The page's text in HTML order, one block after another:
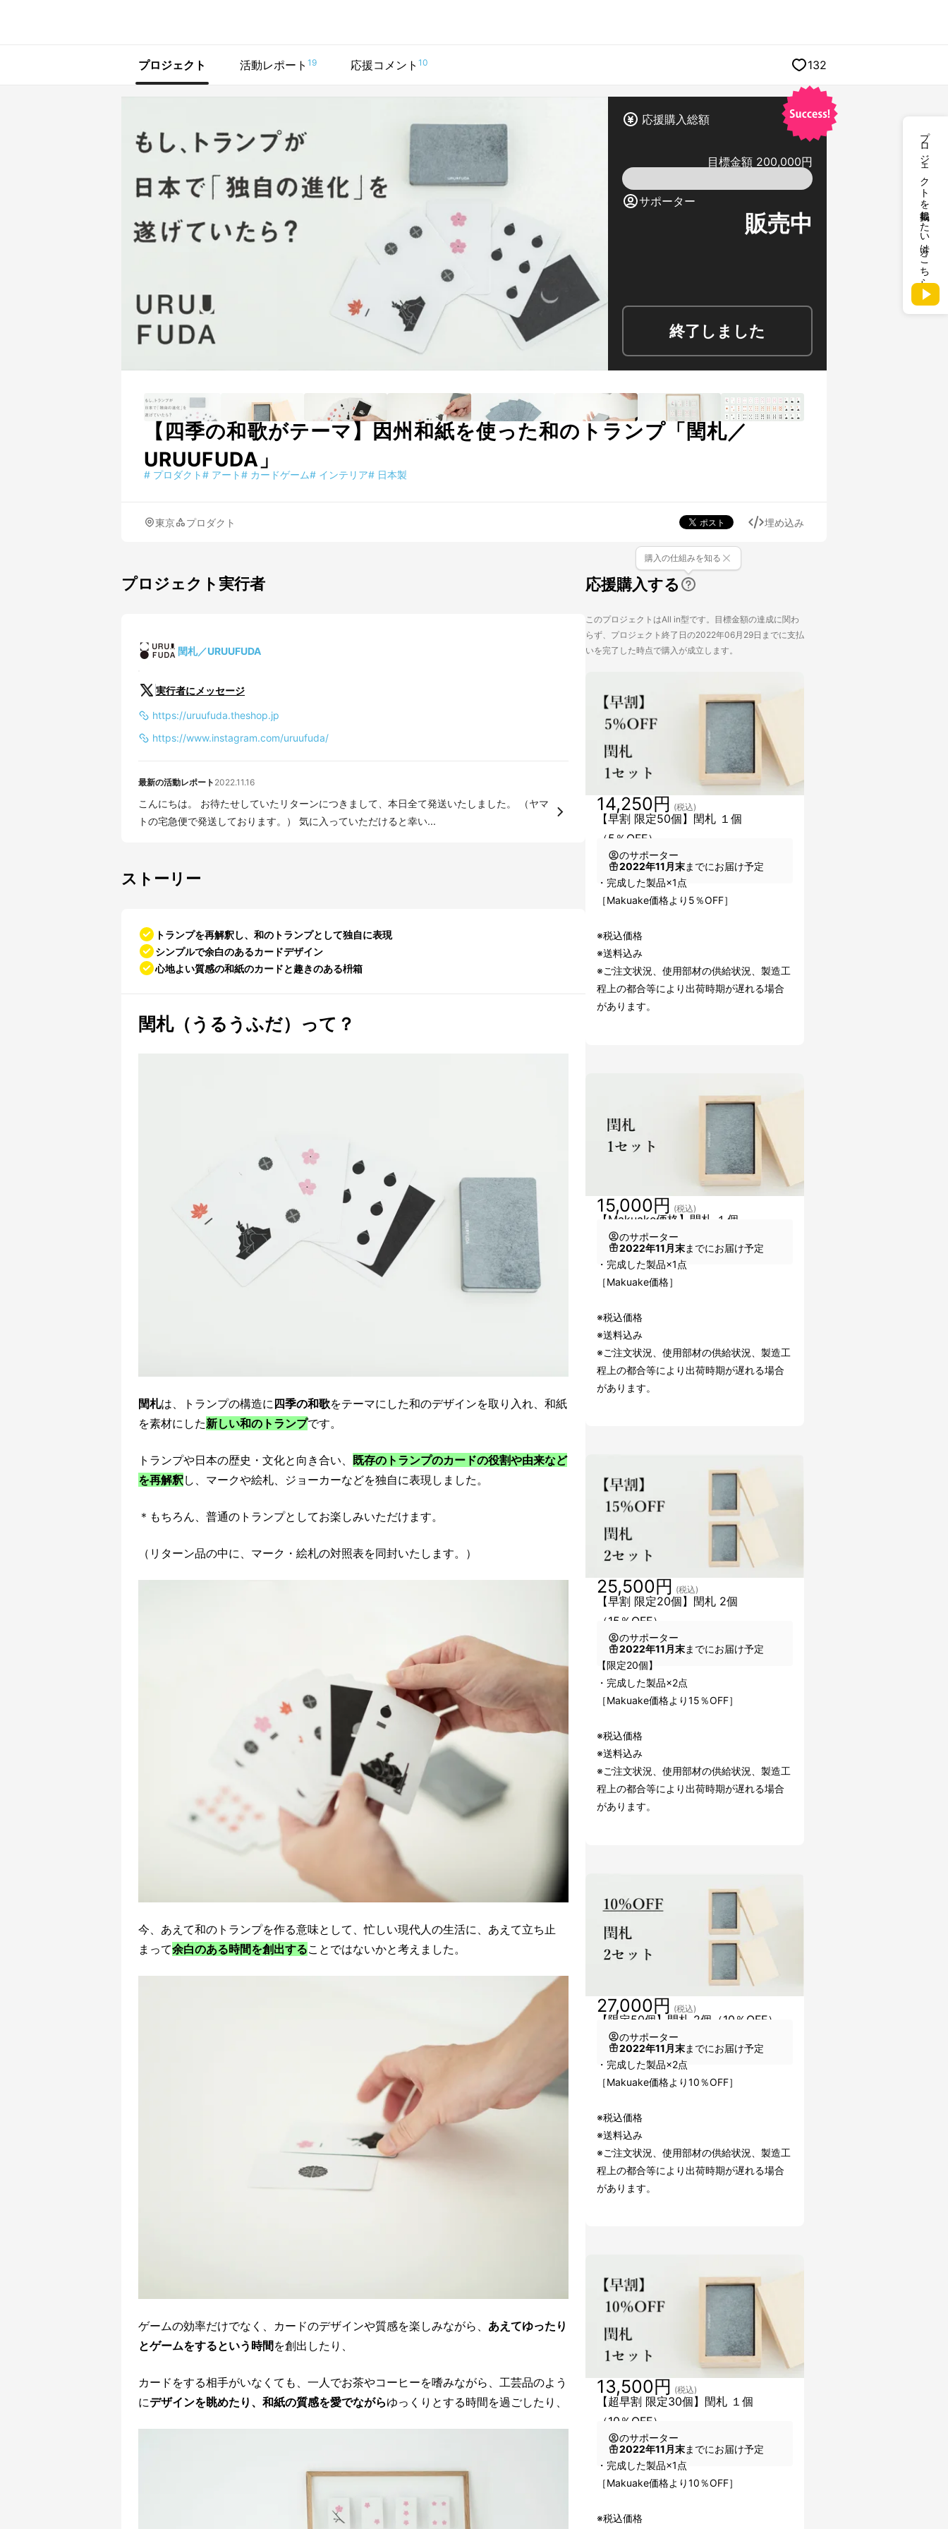
プロジェクトを掲載したい方はこちら
プロジェクト 活動レポート 19 応援コメント 10 132
応援購入総額
目標金額 200,000円
サポーター
販売中
終了しました
【四季の和歌がテーマ】因州和紙を使った和のトランプ「閏札／
URUUFUDA」
# プロダクト# アート# カードゲーム# インテリア# 日本製
東京 プロダクト 埋め込み
プロジェクト実行者
閏札／URUUFUDA
実行者にメッセージ
https://uruufuda.theshop.jp
https://www.instagram.com/uruufuda/
最新の活動レポート 2022.11.16
こんにちは。 お待たせしていたリターンにつきまして、本日全て発送いたしました。 （ヤマ
トの宅急便で発送しております。） 気に入っていただけると幸い...
ストーリー
トランプを再解釈し、和のトランプとして独自に表現
シンプルで余白のあるカードデザイン
心地よい質感の和紙のカードと趣きのある枡箱
閏札（うるうふだ）って？
閏札は、トランプの構造に 四季の和歌をテーマにした和のデザインを取り入れ、和紙
を素材にした新しい和のトランプです。
トランプや日本の歴史・文化と向き合い、 既存のトランプのカードの役割や由来など
を再解釈し、マークや絵札、ジョーカーなどを独自に表現しました。
＊もちろん、普通のトランプとしてお楽しみいただけます。
（リターン品の中に、マーク・絵札の対照表を同封いたします。）
今、あえて和のトランプを作る意味として、忙しい現代人の生活に、あえて立ち止
まって余白のある時間を創出することではないかと考えました。
ゲームの効率だけでなく、カードのデザインや質感を楽しみながら、 あえてゆったり
とゲームをするという時間を創出したり、
カードをする相手がいなくても、一人でお茶やコーヒーを嗜みながら、工芸品のよう
にデザインを眺めたり、和紙の質感を愛でながらゆっくりとする時間を過ごしたり、
応援購入する
購入の仕組みを知る
このプロジェクトはAll in型です。目標金額の達成に関わ
らず、プロジェクト終了日の2022年06月29日までに支払
いを完了した時点で購入が成立します。
【早割 限定50個】閏札 １個
（5％OFF）
14,250円 (税込)
のサポーター
2022年11月末までにお届け予定
・完成した製品×1点
［Makuake価格より5％OFF］
※税込価格
※送料込み
※ご注文状況、使用部材の供給状況、製造工
程上の都合等により出荷時期が遅れる場合
があります。
【Makuake価格】閏札 １個
15,000円 (税込)
のサポーター
2022年11月末までにお届け予定
・完成した製品×1点
［Makuake価格］
※税込価格
※送料込み
※ご注文状況、使用部材の供給状況、製造工
程上の都合等により出荷時期が遅れる場合
があります。
【早割 限定20個】閏札 2個
（15％OFF）
25,500円 (税込)
のサポーター
2022年11月末までにお届け予定
【限定20個】
・完成した製品×2点
［Makuake価格より15％OFF］
※税込価格
※送料込み
※ご注文状況、使用部材の供給状況、製造工
程上の都合等により出荷時期が遅れる場合
があります。
【限定50個】閏札 2個（10％OFF）
27,000円 (税込)
のサポーター
2022年11月末までにお届け予定
・完成した製品×2点
［Makuake価格より10％OFF］
※税込価格
※送料込み
※ご注文状況、使用部材の供給状況、製造工
程上の都合等により出荷時期が遅れる場合
があります。
【超早割 限定30個】閏札 １個
（10％OFF）
13,500円 (税込)
のサポーター
2022年11月末までにお届け予定
・完成した製品×1点
［Makuake価格より10％OFF］
※税込価格